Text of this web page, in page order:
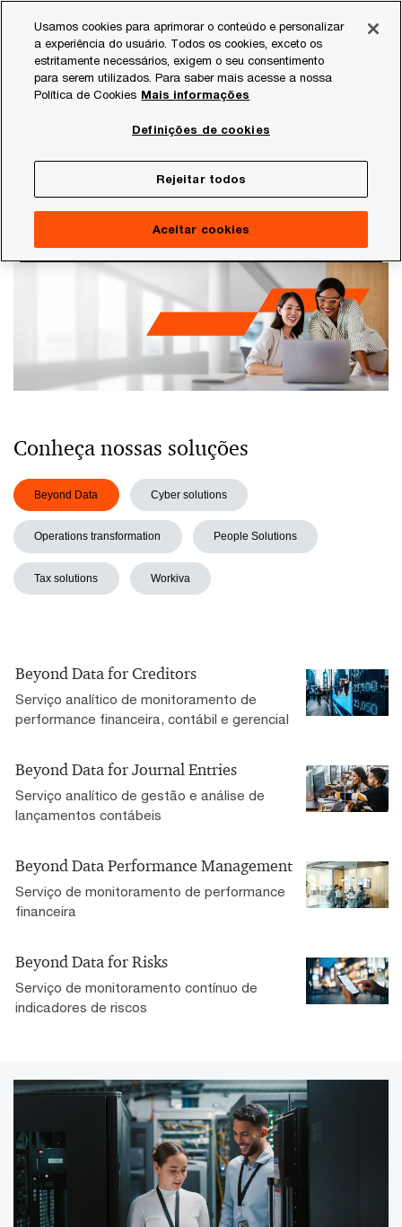
content
footer
Serviços Digitais PwC
Conhecimento especializado de negócio e
indústria impulsionados por soluções digitais
inovadoras para ajudar você a superar seus
Conheça nossas soluções
Beyond Data Cyber solutions
Operations transformation People Solutions
Tax solutions Workiva
Beyond Data for Creditors
Serviço analítico de monitoramento de
performance financeira, contábil e gerencial
Beyond Data for Journal Entries
Serviço analítico de gestão e análise de
lançamentos contábeis
Beyond Data Performance Management
Serviço de monitoramento de performance
financeira
Beyond Data for Risks
Serviço de monitoramento contínuo de
indicadores de riscos
Usamos cookies para aprimorar o conteúdo e personalizar
a experiência do usuário. Todos os cookies, exceto os
estritamente necessários, exigem o seu consentimento
para serem utilizados. Para saber mais acesse a nossa
Política de Cookies Mais informações
Definições de cookies
Rejeitar todos
Aceitar cookies